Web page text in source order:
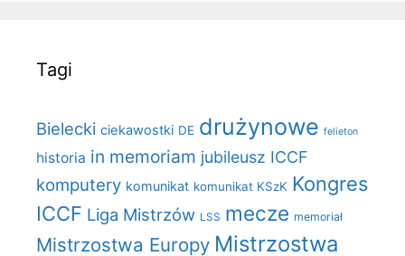
Tagi
Bielecki ciekawostki DE drużynowe felieton
historia in memoriam jubileusz ICCF
komputery komunikat komunikat KSzK Kongres
ICCF Liga Mistrzów LSS mecze memoriał
Mistrzostwa Europy Mistrzostwa